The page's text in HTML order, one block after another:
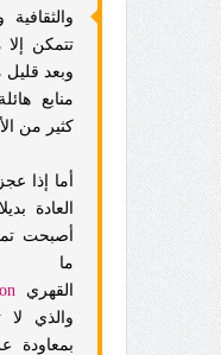
والثقافية
تتمكن
وبعد
منابع
كثير من
أما إذا
العادة
أصبحت
ما
القهري
والذي لا